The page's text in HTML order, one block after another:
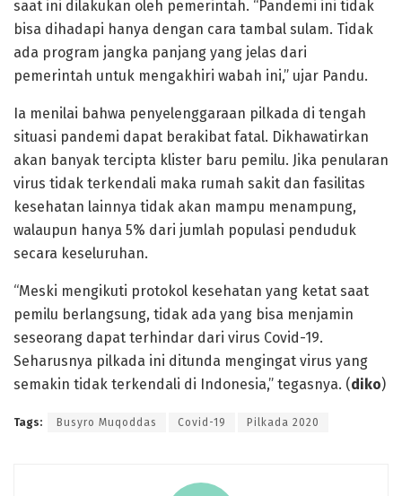
saat ini dilakukan oleh pemerintah. “Pandemi ini tidak
bisa dihadapi hanya dengan cara tambal sulam. Tidak
ada program jangka panjang yang jelas dari
pemerintah untuk mengakhiri wabah ini,” ujar Pandu.
Ia menilai bahwa penyelenggaraan pilkada di tengah
situasi pandemi dapat berakibat fatal. Dikhawatirkan
akan banyak tercipta klister baru pemilu. Jika penularan
virus tidak terkendali maka rumah sakit dan fasilitas
kesehatan lainnya tidak akan mampu menampung,
walaupun hanya 5% dari jumlah populasi penduduk
secara keseluruhan.
“Meski mengikuti protokol kesehatan yang ketat saat
pemilu berlangsung, tidak ada yang bisa menjamin
seseorang dapat terhindar dari virus Covid-19.
Seharusnya pilkada ini ditunda mengingat virus yang
semakin tidak terkendali di Indonesia,” tegasnya. (diko)
Tags: Busyro Muqoddas Covid-19 Pilkada 2020